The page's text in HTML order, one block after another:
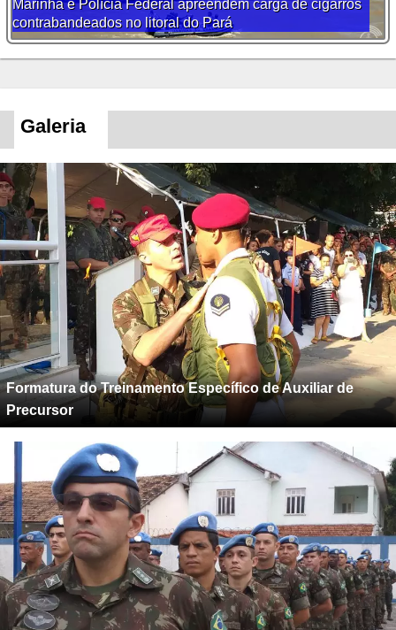
Marinha e Polícia Federal apreendem carga de cigarros
contrabandeados no litoral do Pará
Galeria
Formatura do Treinamento Específico de Auxiliar de
Precursor